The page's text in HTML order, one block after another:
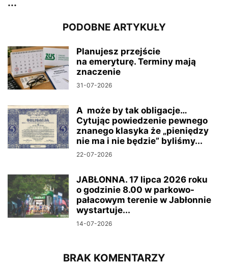
...
PODOBNE ARTYKUŁY
Planujesz przejście
na emeryturę. Terminy mają
znaczenie
31-07-2026
A może by tak obligacje…
Cytując powiedzenie pewnego
znanego klasyka że „pieniędzy
nie ma i nie będzie” byliśmy...
22-07-2026
JABŁONNA. 17 lipca 2026 roku
o godzinie 8.00 w parkowo-
pałacowym terenie w Jabłonnie
wystartuje...
14-07-2026
BRAK KOMENTARZY